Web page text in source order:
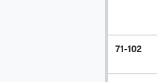
71-102